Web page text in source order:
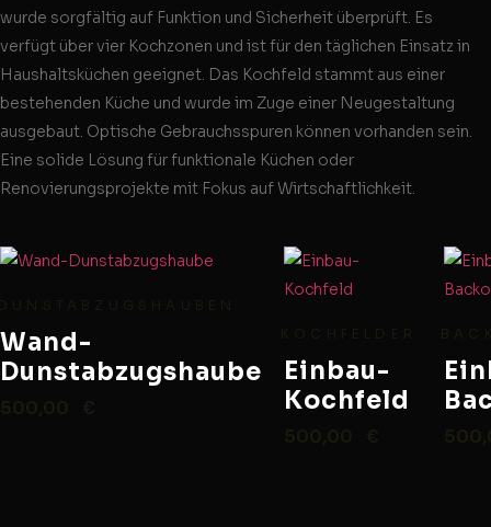
wurde sorgfältig auf Funktion und Sicherheit überprüft. Es
verfügt über vier Kochzonen und ist für den täglichen Einsatz in
Haushaltsküchen geeignet. Das Kochfeld stammt aus einer
bestehenden Küche und wurde im Zuge einer Neugestaltung
ausgebaut. Optische Gebrauchsspuren können vorhanden sein.
Eine solide Lösung für funktionale Küchen oder
Renovierungsprojekte mit Fokus auf Wirtschaftlichkeit.
Wand-
Dunstabzugshaube
Einbau-
Kochfeld